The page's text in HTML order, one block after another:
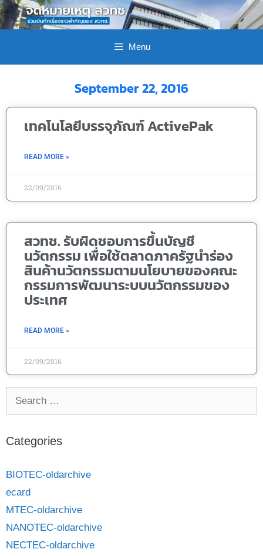
Menu
September 22, 2016
เทคโนโลยีบรรจุภัณฑ์ ActivePak
READ MORE »
22/09/2016
สวทช. รับผิดชอบการขึ้นบัญชี
นวัตกรรม เพื่อใช้ตลาดภาครัฐนำร่อง
สินค้านวัตกรรมตามนโยบายของคณะ
กรรมการพัฒนาระบบนวัตกรรมของ
ประเทศ
READ MORE »
22/09/2016
Categories
BIOTEC-oldarchive
ecard
MTEC-oldarchive
NANOTEC-oldarchive
NECTEC-oldarchive